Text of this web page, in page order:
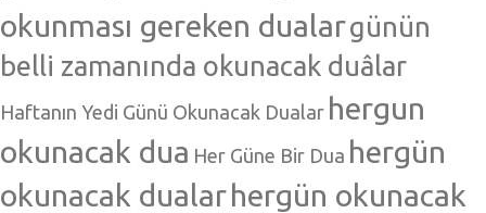
okunması gereken dualargünün
belli zamanında okunacak duâlar
Haftanın Yedi Günü Okunacak Dualar hergun
okunacak dua Her Güne Bir Dua hergün
okunacak dualarhergün okunacak